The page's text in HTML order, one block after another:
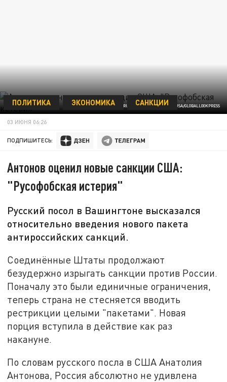
RUSSIAN EMBASSY IN THE USA/GLOBALLOOKPRESS
ПОЛИТИКА ЭКОНОМИКА САНКЦИИ
03 ИЮНЯ 06:26
ПОДПИШИТЕСЬ:
Антонов оценил новые санкции США:
"Русофобская истерия"
Русский посол в Вашингтоне высказался
относительно введения нового пакета
антироссийских санкций.
Соединённые Штаты продолжают
безудержно изрыгать санкции против России.
Поначалу это были единичные ограничения,
теперь страна не стесняется вводить
рестрикции целыми "пакетами". Новая
порция вступила в действие как раз
накануне.
По словам русского посла в США Анатолия
Антонова, Россия абсолютно не удивлена